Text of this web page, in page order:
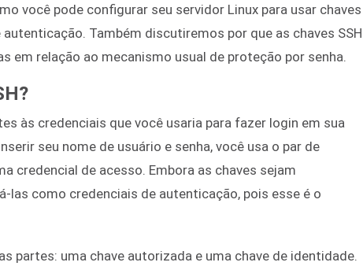
você pode configurar seu servidor Linux para usar chaves
Também discutiremos por que as chaves SSH
em relação ao mecanismo usual de proteção por senha.
às credenciais que você usaria para fazer login em sua
seu nome de usuário e senha, você usa o par de
credencial de acesso. Embora as chaves sejam
las como credenciais de autenticação, pois esse é o
partes: uma chave autorizada e uma chave de identidade.